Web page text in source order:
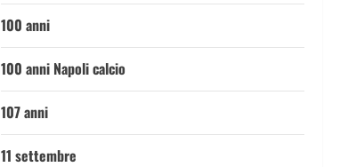
100 anni
100 anni Napoli calcio
107 anni
11 settembre